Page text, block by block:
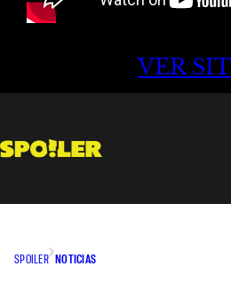
VER
SPOILER NOTICIAS